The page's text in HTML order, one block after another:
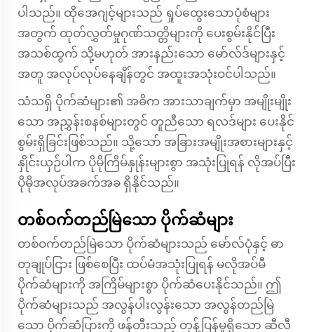
ပါသည်။ ထိုအေဂျင့်များသည် ရှုပ်ထွေးသောပုံစံများ
အတွက် ထုတ်လွှတ်မှုဂုဏ်သတ္တိများကို ပေးစွမ်းနိုင်ပြီး
အသစ်ထွက် သို့မဟုတ် အားနည်းသော မော်လ်ဒ်များနှင့်
အတူ အလုပ်လုပ်နေချိန်တွင် အထူးအသုံးဝင်ပါသည်။
သံသရှိ ပိုက်ဆံများ၏ အဓိက အားသာချက်မှာ အမျိုးမျိုး
သော အညွှန်းစနစ်များတွင် တူညီသော ရလဒ်များ ပေးနိုင်
စွမ်းရှိခြင်းဖြစ်သည်။ သို့သော် အခြားအမျိုးအစားများနှင့်
နှိုင်းယှဉ်ပါက ပိုမိုကြိမ်နှုန်းများစွာ အသုံးပြုရန် လိုအပ်ပြီး
ပိုမိုအလုပ်အခက်အခ ရှိနိုင်သည်။
တစ်ဝက်တည်မြဲသော ပိုက်ဆံများ
တစ်ဝက်တည်မြဲသော ပိုက်ဆံများသည် မော်လ်ပုံနှင့် ဓာ
တုချုပ်ငြား ဖြစ်စေပြီး ထပ်မံအသုံးပြုရန် မလိုအပ်မီ
ပိုက်ဆံများကို အကြိမ်များစွာ ပိုက်ဆံပေးနိုင်သည်။ ဤ
ပိုက်ဆံများသည် အလွန်ပါးလွန်းသော အလွန်တည်မြဲ
သော ပိုက်ဆံပြားကို ဖန်တီးသည့် တုန့်ပြန်မှုရှိသော ဆီလီ